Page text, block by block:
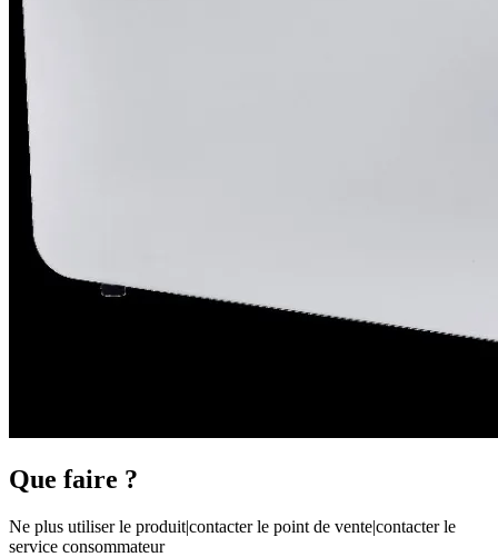
Que faire ?
Ne plus utiliser le produit|contacter le point de vente|contacter le
service consommateur